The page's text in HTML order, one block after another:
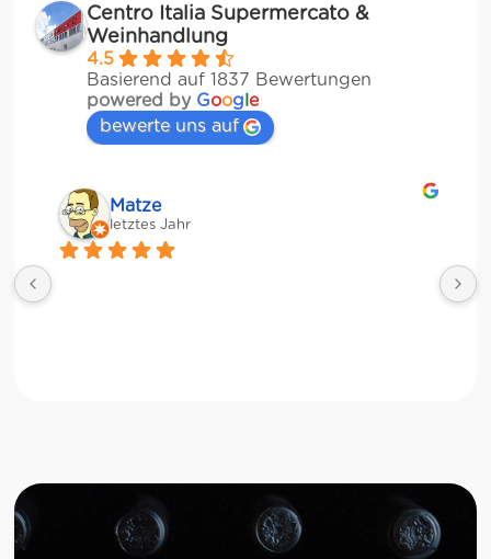
Centro Italia Supermercato &
Weinhandlung
4.5
Basierend auf 1837 Bewertungen
powered by Google
bewerte uns auf
Matze
letztes Jahr